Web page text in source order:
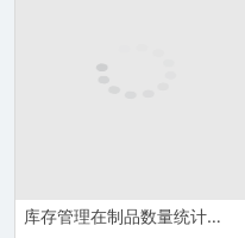
库存管理在制品数量统计金额月报表模板Excel模板